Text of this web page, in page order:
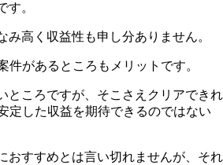
す。
み高く収益性も申し分ありません。
件があるところもメリットです。
ところですが、そこさえクリアできれ
定した収益を期待できるのではない
おすすめとは言い切れませんが、それ